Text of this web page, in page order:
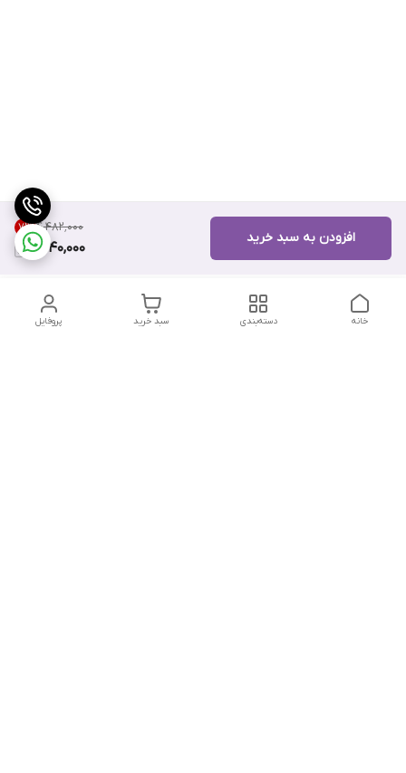
۴٬۴۸۲٬۰۰۰ 7%
4,140,000
افزودن به سبد خرید
پروفایل سبد خرید دسته‌بندی خانه